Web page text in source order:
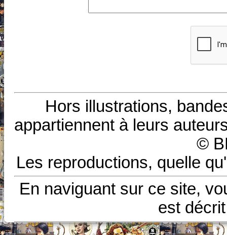
Hors illustrations,
appartiennent à leurs
©
Les reproductions, quelle
En naviguant sur ce site,
est